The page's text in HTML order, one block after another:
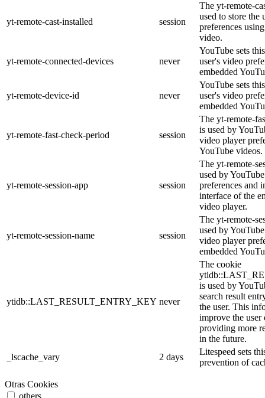
yt-remote-cast-installed session
The yt-remote-
used to store the
preferences
video.
yt-remote-connected-devices never
YouTube sets
user's video
embedded
yt-remote-device-id never
YouTube sets
user's video
embedded
yt-remote-fast-check-period session
The yt-remote-
is used by
video player
YouTube videos.
yt-remote-session-app session
The yt-remote-
used by
preferences and
interface of the
video player.
yt-remote-session-name session
The yt-remote-
used by
video player
embedded
ytidb::LAST_RESULT_ENTRY_KEY never
The cookie
is used by
search result
the user. This
improve the user
providing more
in the future.
_lscache_vary
2 days
Litespeed sets
prevention of
Otras Cookies